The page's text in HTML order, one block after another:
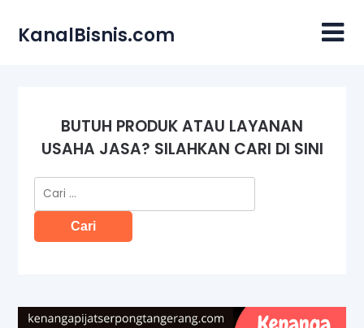
content
KanalBisnis.com
BUTUH PRODUK ATAU LAYANAN
USAHA JASA? SILAHKAN CARI DI SINI
Cari
untuk: